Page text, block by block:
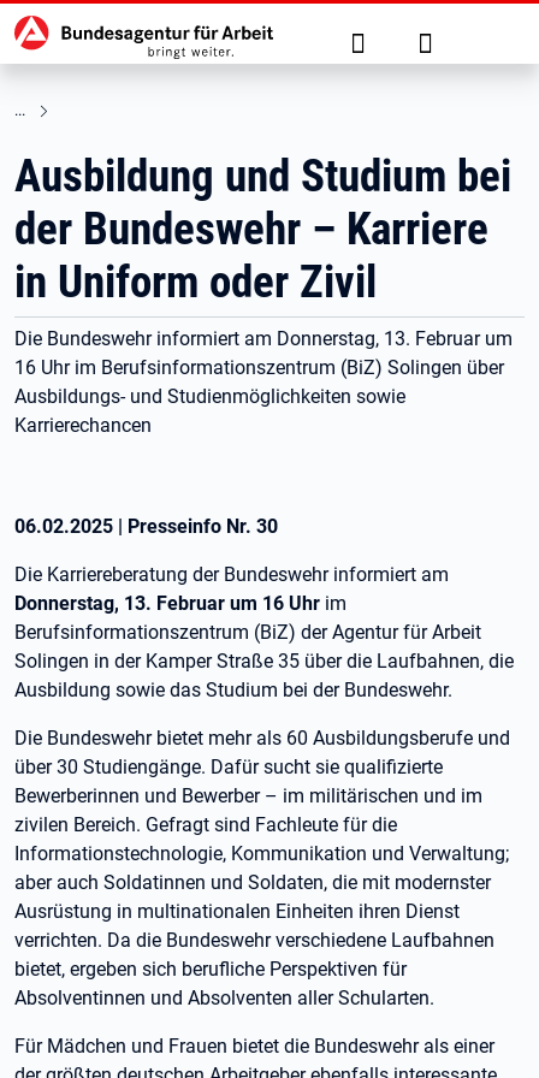
zu den Hauptinhalten springen
Hauptnavigation Suche Anmelden
Ausbildung und Studium bei
der Bundeswehr – Karriere
in Uniform oder Zivil
Die Bundeswehr informiert am Donnerstag, 13. Februar um
16 Uhr im Berufsinformationszentrum (BiZ) Solingen über
Ausbildungs- und Studienmöglichkeiten sowie
Karrierechancen
06.02.2025 | Presseinfo Nr. 30
Die Karriereberatung der Bundeswehr informiert am
Donnerstag, 13. Februar um 16 Uhr im
Berufsinformationszentrum (BiZ) der Agentur für Arbeit
Solingen in der Kamper Straße 35 über die Laufbahnen, die
Ausbildung sowie das Studium bei der Bundeswehr.
Die Bundeswehr bietet mehr als 60 Ausbildungsberufe und
über 30 Studiengänge. Dafür sucht sie qualifizierte
Bewerberinnen und Bewerber – im militärischen und im
zivilen Bereich. Gefragt sind Fachleute für die
Informationstechnologie, Kommunikation und Verwaltung;
aber auch Soldatinnen und Soldaten, die mit modernster
Ausrüstung in multinationalen Einheiten ihren Dienst
verrichten. Da die Bundeswehr verschiedene Laufbahnen
bietet, ergeben sich berufliche Perspektiven für
Absolventinnen und Absolventen aller Schularten.
Für Mädchen und Frauen bietet die Bundeswehr als einer